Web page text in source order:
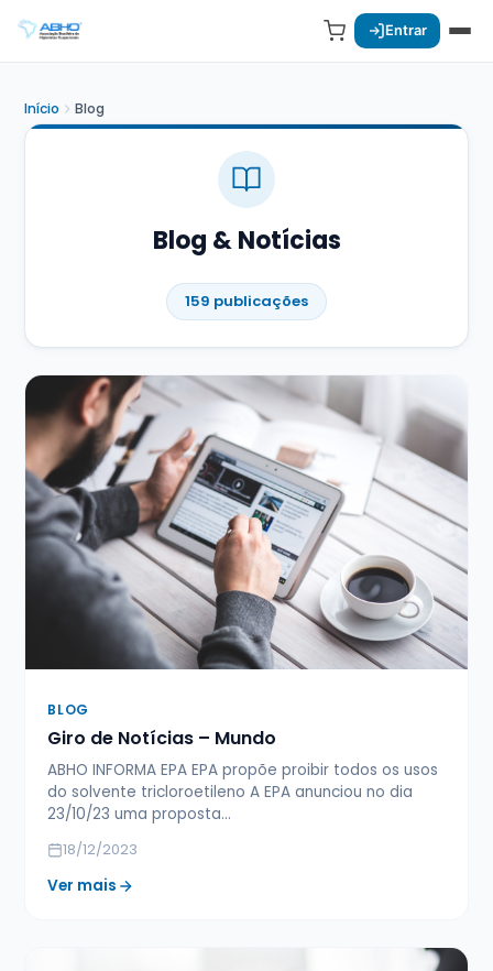
Entrar
Início Blog
Blog & Notícias
159 publicações
BLOG
Giro de Notícias – Mundo
ABHO INFORMA EPA EPA propõe proibir todos os usos
do solvente tricloroetileno A EPA anunciou no dia
23/10/23 uma proposta…
18/12/2023
Ver mais